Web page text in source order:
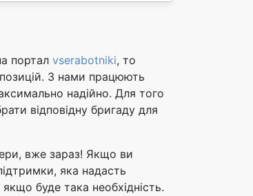
портал vserabotniki, то
З нами працюють
надійно. Для того
відповідну бригаду для
вже зараз! Якщо ви
яка надасть
буде така необхідність.